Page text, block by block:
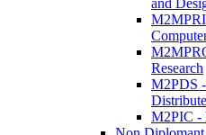
and
Research
M2PDS
M2PIC -